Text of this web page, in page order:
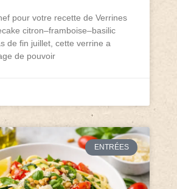
pour votre recette de Verrines
citron–framboise–basilic
de fin juillet, cette verrine a
de pouvoir
ENTRÉES